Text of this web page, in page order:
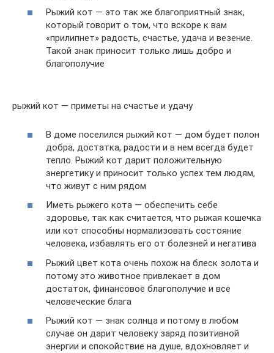
Рыжий кот — это так же благоприятный знак,
который говорит о том, что вскоре к вам
«прилипнет» радость, счастье, удача и везение.
Такой знак приносит только лишь добро и
благополучие
рыжий кот — приметы на счастье и удачу
В доме поселился рыжий кот — дом будет полон
добра, достатка, радости и в нем всегда будет
тепло. Рыжий кот дарит положительную
энергетику и приносит только успех тем людям,
что живут с ним рядом
Иметь рыжего кота — обеспечить себе
здоровье, так как считается, что рыжая кошечка
или кот способны нормализовать состояние
человека, избавлять его от болезней и негатива
Рыжий цвет кота очень похож на блеск золота и
потому это животное привлекает в дом
достаток, финансовое благополучие и все
человеческие блага
Рыжий кот — знак солнца и потому в любом
случае он дарит человеку заряд позитивной
энергии и спокойствие на душе, вдохновляет и